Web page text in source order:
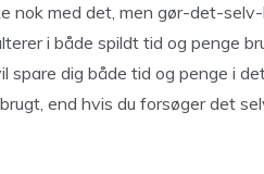
nok med det, men gør-det-
i både spildt tid og penge
spare dig både tid og penge i
end hvis du forsøger det